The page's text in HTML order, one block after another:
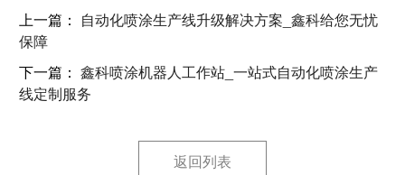
上一篇： 自动化喷涂生产线升级解决方案_鑫科给您无忧
保障
下一篇：鑫科喷涂机器人工作站_一站式自动化喷涂生产
线定制服务
返回列表